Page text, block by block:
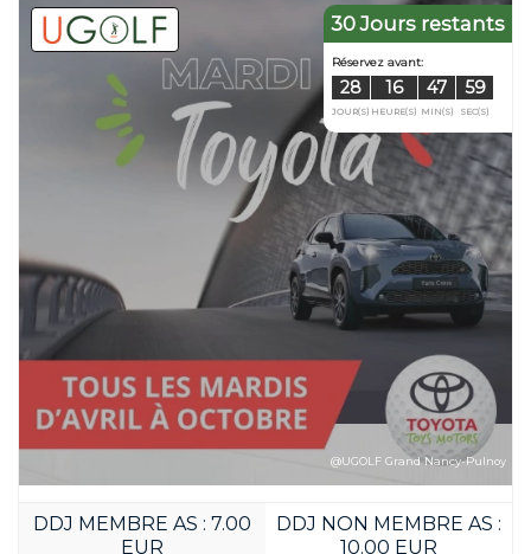
Réservez avant:
21 16
JOUR(S) HEURE(S)
30 Jours restants
DDJ MEMBRE AS : 7.00
EUR
DDJ NON MEMBRE AS :
10.00 EUR
@UGOLF Grand Nancy-Pulnoy